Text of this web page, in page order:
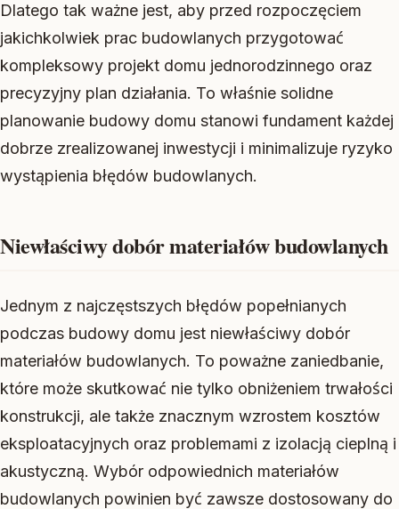
Dlatego tak ważne jest, aby przed rozpoczęciem
jakichkolwiek prac budowlanych przygotować
kompleksowy projekt domu jednorodzinnego oraz
precyzyjny plan działania. To właśnie solidne
planowanie budowy domu stanowi fundament każdej
dobrze zrealizowanej inwestycji i minimalizuje ryzyko
wystąpienia błędów budowlanych.
Niewłaściwy dobór materiałów budowlanych
Jednym z najczęstszych błędów popełnianych
podczas budowy domu jest niewłaściwy dobór
materiałów budowlanych. To poważne zaniedbanie,
które może skutkować nie tylko obniżeniem trwałości
konstrukcji, ale także znacznym wzrostem kosztów
eksploatacyjnych oraz problemami z izolacją cieplną i
akustyczną. Wybór odpowiednich materiałów
budowlanych powinien być zawsze dostosowany do